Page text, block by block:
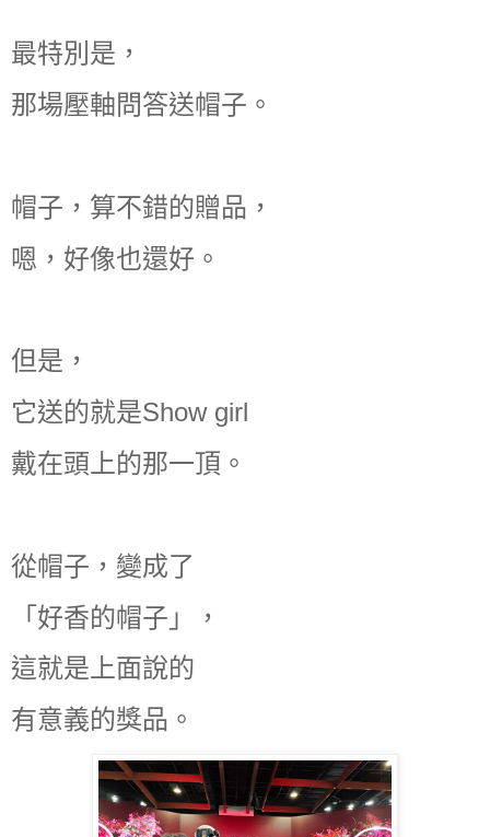
最特別是，
那場壓軸問答送帽子。
帽子，算不錯的贈品，
嗯，好像也還好。
但是，
它送的就是Show girl
戴在頭上的那一頂。
從帽子，變成了
「好香的帽子」，
這就是上面說的
有意義的獎品。